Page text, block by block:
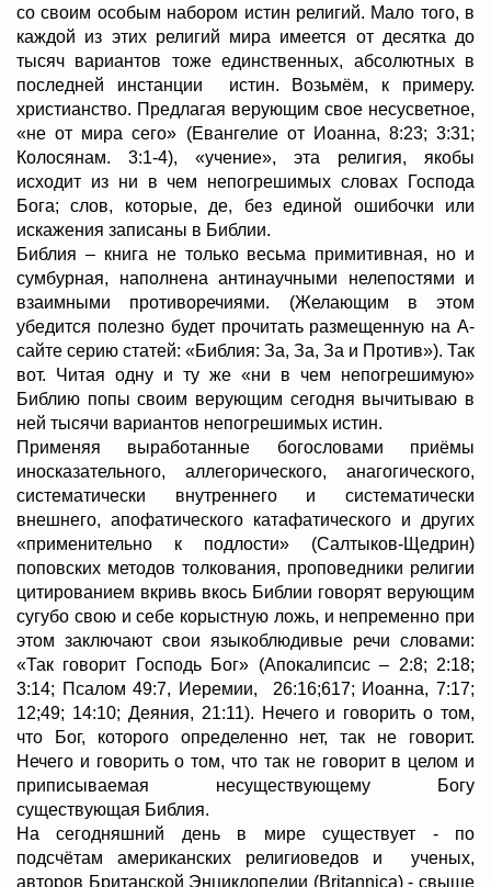
со своим особым набором истин религий. Мало того, в
каждой из этих религий мира имеется от десятка до
тысяч вариантов тоже единственных, абсолютных в
последней инстанции истин. Возьмём, к примеру.
христианство. Предлагая верующим свое несусветное,
«не от мира сего» (Евангелие от Иоанна, 8:23; 3:31;
Колосянам. 3:1-4), «учение», эта религия, якобы
исходит из ни в чем непогрешимых словах Господа
Бога; слов, которые, де, без единой ошибочки или
искажения записаны в Библии.
Библия – книга не только весьма примитивная, но и
сумбурная, наполнена антинаучными нелепостями и
взаимными противоречиями. (Желающим в этом
убедится полезно будет прочитать размещенную на А-
сайте серию статей: «Библия: За, За, За и Против»). Так
вот. Читая одну и ту же «ни в чем непогрешимую»
Библию попы своим верующим сегодня вычитываю в
ней тысячи вариантов непогрешимых истин.
Применяя выработанные богословами приёмы
иносказательного, аллегорического, анагогического,
систематически внутреннего и систематически
внешнего, апофатического катафатического и других
«применительно к подлости» (Салтыков-Щедрин)
поповских методов толкования, проповедники религии
цитированием вкривь вкось Библии говорят верующим
сугубо свою и себе корыстную ложь, и непременно при
этом заключают свои языкоблюдивые речи словами:
«Так говорит Господь Бог» (Апокалипсис – 2:8; 2:18;
3:14; Псалом 49:7, Иеремии, 26:16;617; Иоанна, 7:17;
12;49; 14:10; Деяния, 21:11). Нечего и говорить о том,
что Бог, которого определенно нет, так не говорит.
Нечего и говорить о том, что так не говорит в целом и
приписываемая несуществующему Богу
существующая Библия.
На сегодняшний день в мире существует - по
подсчётам американских религиоведов и ученых,
авторов Британской Энциклопедии (Britannica) - свыше